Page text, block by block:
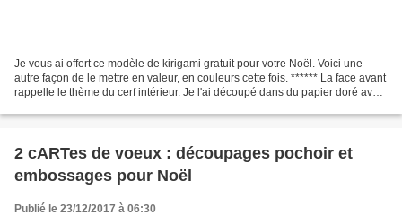
Je vous ai offert ce modèle de kirigami gratuit pour votre Noël. Voici une
autre façon de le mettre en valeur, en couleurs cette fois. ****** La face avant
rappelle le thème du cerf intérieur. Je l'ai découpé dans du papier doré avec
2 cARTes de voeux : découpages pochoir et
embossages pour Noël
Publié le 23/12/2017 à 06:30